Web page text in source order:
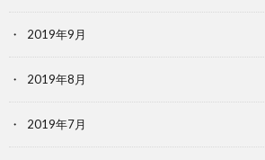
2019年9月
2019年8月
2019年7月